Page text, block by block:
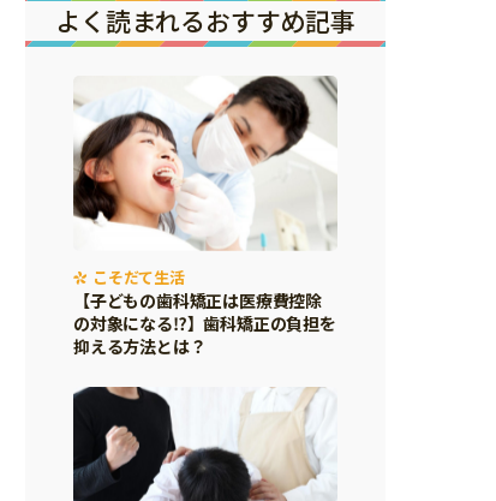
よく読まれるおすすめ記事
こそだて生活
【子どもの歯科矯正は医療費控除
の対象になる⁉】歯科矯正の負担を
抑える方法とは？